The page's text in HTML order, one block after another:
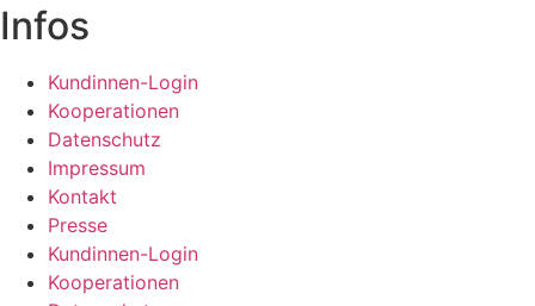
Infos
Kundinnen-Login
Kooperationen
Datenschutz
Impressum
Kontakt
Presse
Kundinnen-Login
Kooperationen